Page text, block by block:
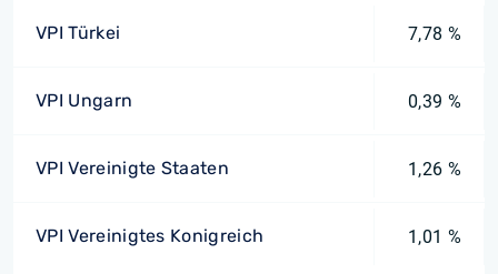
VPI Türkei 7,78 %
VPI Ungarn 0,39 %
VPI Vereinigte Staaten 1,26 %
VPI Vereinigtes Konigreich 1,01 %